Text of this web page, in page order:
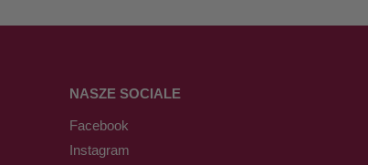
NASZE SOCIALE
Facebook
Instagram